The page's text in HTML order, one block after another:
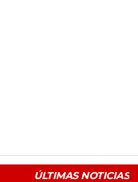
ÚLTIMAS NOTICIAS